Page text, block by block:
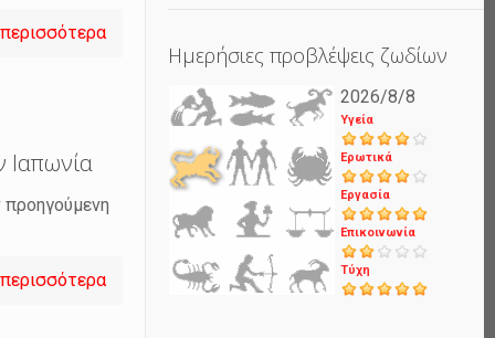
Ιαπωνία
προηγούμενη
Ημερήσιες προβλέψεις ζωδίων
2026/8/8
Υγεία
Ερωτικά
Εργασία
Επικοινωνία
Τύχη